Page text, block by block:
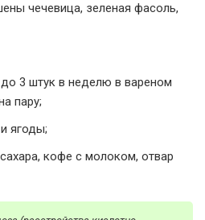
чечевица, зеленая фасоль,
3 штук в неделю в вареном
пару;
ягоды;
кофе с молоком, отвар